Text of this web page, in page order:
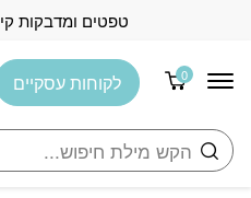
טפטים ומדבקות
0
חיפוש
לקוחות עסקיים